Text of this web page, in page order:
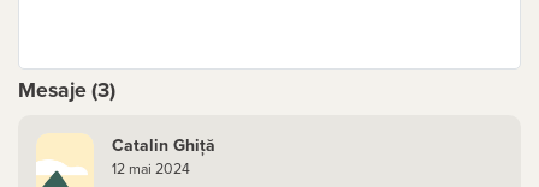
Mesaje (3)
Catalin Ghiță
12 mai 2024